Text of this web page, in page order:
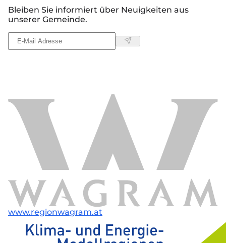
Bleiben Sie informiert über Neuigkeiten aus
unserer Gemeinde.
www.regionwagram.at